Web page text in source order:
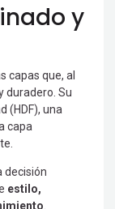
y
capas que, al
duradero. Su
(HDF), una
capa
decisión
estilo,